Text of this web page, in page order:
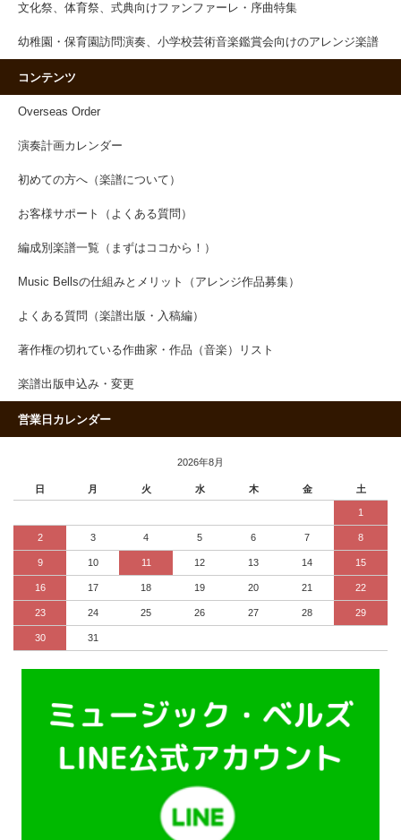
文化祭、体育祭、式典向けファンファーレ・序曲特集
幼稚園・保育園訪問演奏、小学校芸術音楽鑑賞会向けのアレンジ楽譜
コンテンツ
Overseas Order
演奏計画カレンダー
初めての方へ（楽譜について）
お客様サポート（よくある質問）
編成別楽譜一覧（まずはココから！）
Music Bellsの仕組みとメリット（アレンジ作品募集）
よくある質問（楽譜出版・入稿編）
著作権の切れている作曲家・作品（音楽）リスト
楽譜出版申込み・変更
営業日カレンダー
2026年8月
日 月 火 水 木 金 土
1
2 3 4 5 6 7 8
9 10 11 12 13 14 15
16 17 18 19 20 21 22
23 24 25 26 27 28 29
30 31